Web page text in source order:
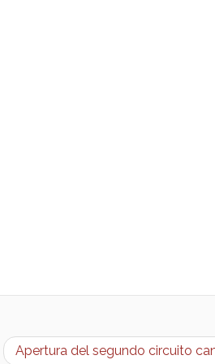
Apertura del segundo circuito